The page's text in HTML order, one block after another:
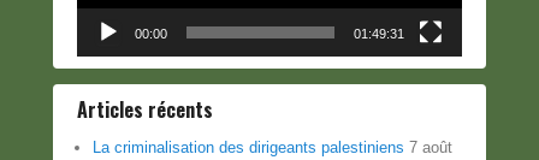
00:00 01:49:31
Articles récents
La criminalisation des dirigeants palestiniens 7 août